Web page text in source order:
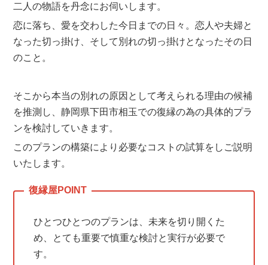
二人の物語を丹念にお伺いします。
恋に落ち、愛を交わした今日までの日々。恋人や夫婦と
なった切っ掛け、そして別れの切っ掛けとなったその日
のこと。
そこから本当の別れの原因として考えられる理由の候補
を推測し、静岡県下田市相玉での復縁の為の具体的プラ
ンを検討していきます。
このプランの構築により必要なコストの試算をしご説明
いたします。
ひとつひとつのプランは、未来を切り開くた
め、とても重要で慎重な検討と実行が必要で
す。